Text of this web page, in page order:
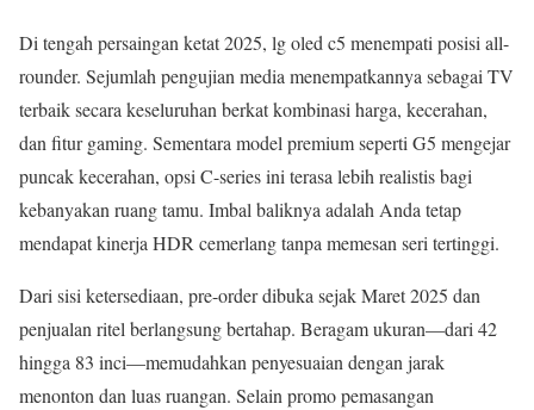
Di tengah persaingan ketat 2025, lg oled c5 menempati posisi all-
rounder. Sejumlah pengujian media menempatkannya sebagai TV
terbaik secara keseluruhan berkat kombinasi harga, kecerahan,
dan fitur gaming. Sementara model premium seperti G5 mengejar
puncak kecerahan, opsi C-series ini terasa lebih realistis bagi
kebanyakan ruang tamu. Imbal baliknya adalah Anda tetap
mendapat kinerja HDR cemerlang tanpa memesan seri tertinggi.
Dari sisi ketersediaan, pre-order dibuka sejak Maret 2025 dan
penjualan ritel berlangsung bertahap. Beragam ukuran—dari 42
hingga 83 inci—memudahkan penyesuaian dengan jarak
menonton dan luas ruangan. Selain promo pemasangan